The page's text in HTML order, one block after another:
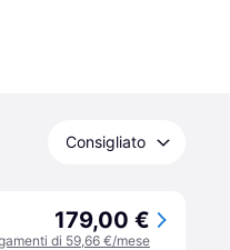
Consigliato
179,00 €
di 59,66 €/mese